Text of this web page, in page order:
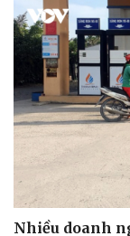
Nhiều doanh